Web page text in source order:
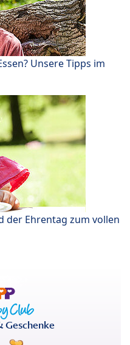
Unsere Tipps im
der Ehrentag zum vollen
Geschenke